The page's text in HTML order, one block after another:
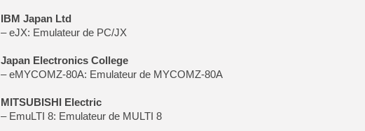
IBM Japan Ltd
– eJX: Emulateur de PC/JX
Japan Electronics College
– eMYCOMZ-80A: Emulateur de MYCOMZ-80A
MITSUBISHI Electric
– EmuLTI 8: Emulateur de MULTI 8